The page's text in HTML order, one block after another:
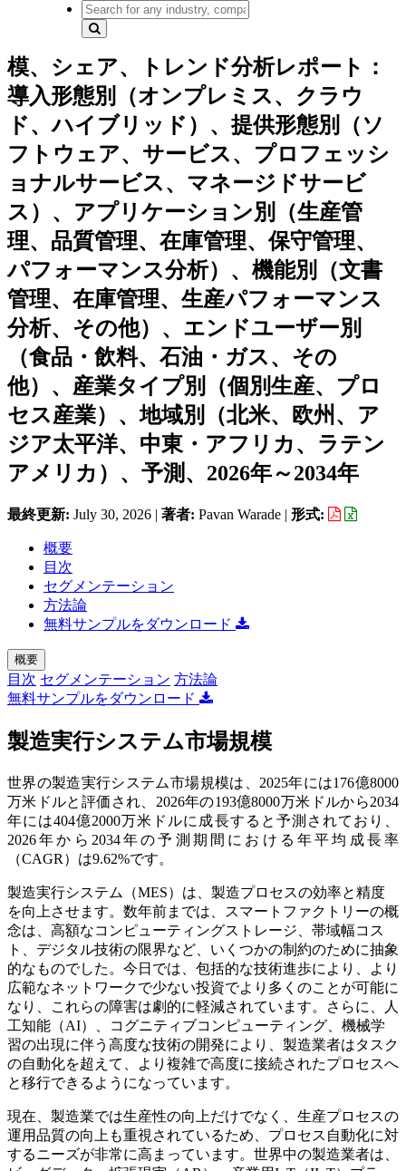
模、シェア、トレンド分析レポート：
導入形態別（オンプレミス、クラウ
ド、ハイブリッド）、提供形態別（ソ
フトウェア、サービス、プロフェッシ
ョナルサービス、マネージドサービ
ス）、アプリケーション別（生産管
理、品質管理、在庫管理、保守管理、
パフォーマンス分析）、機能別（文書
管理、在庫管理、生産パフォーマンス
分析、その他）、エンドユーザー別
（食品・飲料、石油・ガス、その
他）、産業タイプ別（個別生産、プロ
セス産業）、地域別（北米、欧州、ア
ジア太平洋、中東・アフリカ、ラテン
アメリカ）、予測、2026年～2034年
最終更新: July 30, 2026 | 著者: Pavan Warade | 形式:
概要
目次
セグメンテーション
方法論
無料サンプルをダウンロード
概要
目次 セグメンテーション 方法論
無料サンプルをダウンロード
製造実行システム市場規模
世界の製造実行システム市場規模は、2025年には176億8000
万米ドルと評価され、2026年の193億8000万米ドルから2034
年には404億2000万米ドルに成長すると予測されており、
2026年から2034年の予測期間における年平均成長率
（CAGR）は9.62%です。
製造実行システム（MES）は、製造プロセスの効率と精度
を向上させます。数年前までは、スマートファクトリーの概
念は、高額なコンピューティングストレージ、帯域幅コス
ト、デジタル技術の限界など、いくつかの制約のために抽象
的なものでした。今日では、包括的な技術進歩により、より
広範なネットワークで少ない投資でより多くのことが可能に
なり、これらの障害は劇的に軽減されています。さらに、人
工知能（AI）、コグニティブコンピューティング、機械学
習の出現に伴う高度な技術の開発により、製造業者はタスク
の自動化を超えて、より複雑で高度に接続されたプロセスへ
と移行できるようになっています。
現在、製造業では生産性の向上だけでなく、生産プロセスの
運用品質の向上も重視されているため、プロセス自動化に対
するニーズが非常に高まっています。世界中の製造業者は、